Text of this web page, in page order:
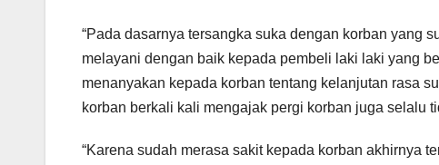
“Pada dasarnya tersangka suka dengan korban yang
melayani dengan baik kepada pembeli laki laki yang
menanyakan kepada korban tentang kelanjutan rasa
korban berkali kali mengajak pergi korban juga selalu
“Karena sudah merasa sakit kepada korban akhirnya